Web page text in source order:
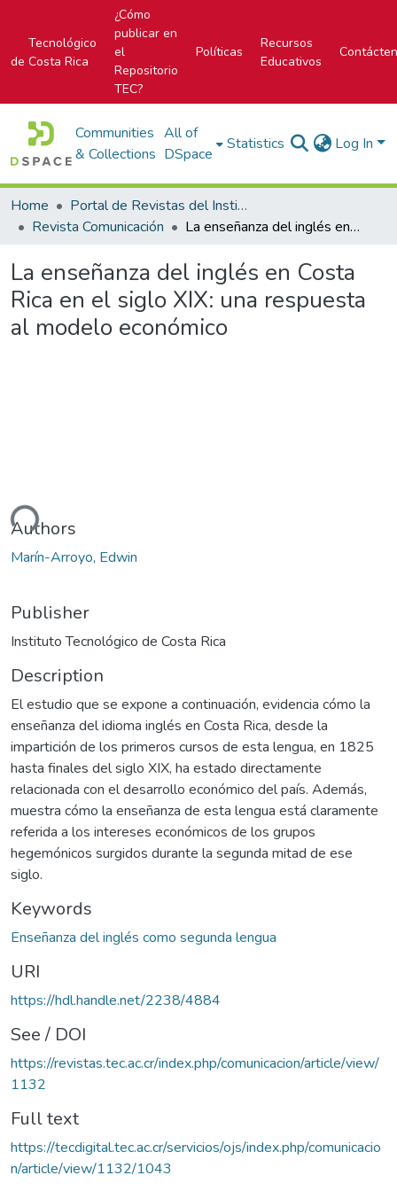
Tecnológico
de Costa Rica
¿Cómo
publicar en
el
Repositorio
TEC?
Políticas
Recursos
Educativos
Communities
& Collections
All of
DSpace
Statistics Log In
Home
Portal de Revistas del Instituto Tecnológico de Costa Rica
Revista Comunicación
La enseñanza del inglés en Costa Rica en el siglo XIX: una respuesta al modelo económico
La enseñanza del inglés en Costa
Rica en el siglo XIX: una respuesta
al modelo económico
Authors
Marín-Arroyo, Edwin
Publisher
Instituto Tecnológico de Costa Rica
Description
El estudio que se expone a continuación, evidencia cómo la
enseñanza del idioma inglés en Costa Rica, desde la
impartición de los primeros cursos de esta lengua, en 1825
hasta finales del siglo XIX, ha estado directamente
relacionada con el desarrollo económico del país. Además,
muestra cómo la enseñanza de esta lengua está claramente
referida a los intereses económicos de los grupos
hegemónicos surgidos durante la segunda mitad de ese
siglo.
Keywords
Enseñanza del inglés como segunda lengua
URI
https://hdl.handle.net/2238/4884
See / DOI
https://revistas.tec.ac.cr/index.php/comunicacion/article/view/
1132
Full text
https://tecdigital.tec.ac.cr/servicios/ojs/index.php/comunicacio
n/article/view/1132/1043